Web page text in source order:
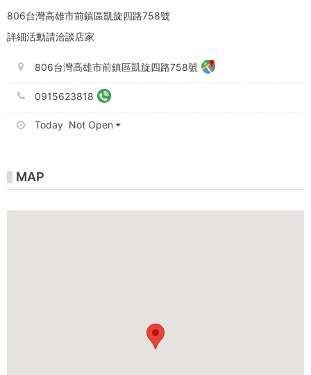
806台灣高雄市前鎮區凱旋四路758號
詳細活動請洽談店家
806台灣高雄市前鎮區凱旋四路758號
0915623818
Today Not Open
MAP